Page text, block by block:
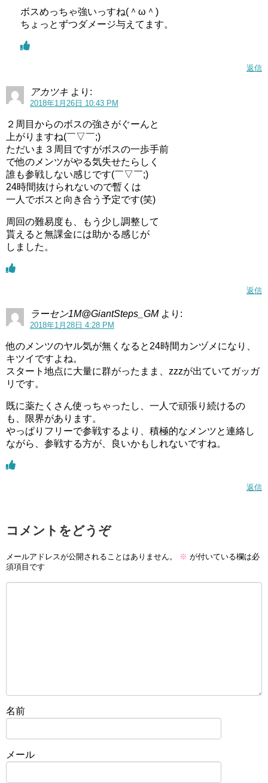
ボスめっちゃ強いっすね(＾ω＾)
ちょっとずつダメージ与えてます。
返信
アカツキ より:
2018年1月26日 10:43 PM
２周目からのボスの強さがぐーんと
上がりますね(￣▽￣;)
ただいま３周目ですがボスの一歩手前
で他のメンツがやる気失せたらしく
誰も参戦しない感じです(￣▽￣;)
24時間抜けられないので暫くは
一人でボスと向き合う予定です(笑)
周回の難易度も、もう少し調整して
貰えると無課金には助かる感じが
しました。
返信
ラーセン1M@GiantSteps_GM より:
2018年1月28日 4:28 PM
他のメンツのヤル気が無くなると24時間カンヅメになり、
キツイですよね。
スタート地点に大量に群がったまま、zzzが出ていてガッガ
リです。
既に薬たくさん使っちゃったし、一人で頑張り続けるの
も、限界があります。
やっぱりフリーで参戦するより、積極的なメンツと連絡し
ながら、参戦する方が、良いかもしれないですね。
返信
コメントをどうぞ
メールアドレスが公開されることはありません。 ※ が付いている欄は必
須項目です
名前
メール